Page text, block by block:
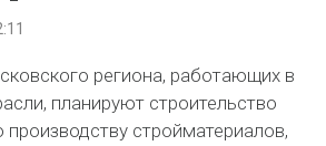
региона, работающих в
планируют строительство
стройматериалов,